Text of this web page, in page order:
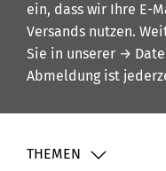
ein, dass wir Ihre E-
Versands nutzen.
Sie in unserer →
Abmeldung ist
THEMEN